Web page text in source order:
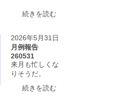
続きを読む
2026年5月31日
月例報告
260531
来月も忙しくな
りそうだ。
続きを読む